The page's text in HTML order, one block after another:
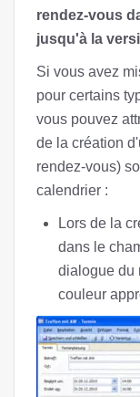
rendez-vous
jusqu'à la
Si vous avez
pour certains
vous pouvez
de la création
rendez-vous)
calendrier :
Lors de la
dans le
dialogue du
couleur